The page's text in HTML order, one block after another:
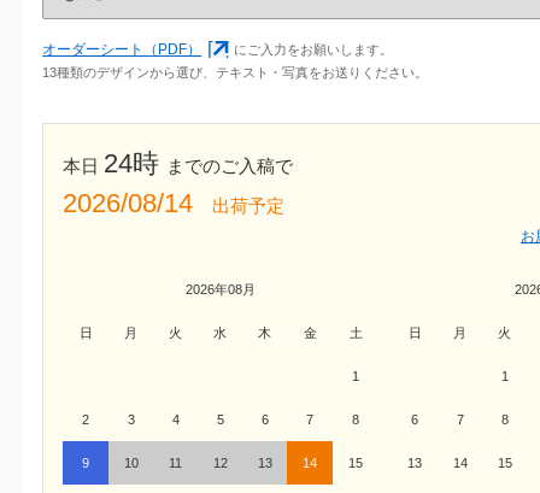
オーダーシート（PDF）
にご入力をお願いします。
13種類のデザインから選び、テキスト・写真をお送りください。
本日 24時 までのご入稿で
2026/08/14 出荷予定
お
2026年08月
日 月 火 水 木 金 土
1
2 3 4 5 6 7 8
9 10 11 12 13 14 15
日 月 火
1
6 7 8
13 14 15